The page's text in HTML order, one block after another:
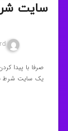
سایت
صرفا با پیدا
یک سایت شرط